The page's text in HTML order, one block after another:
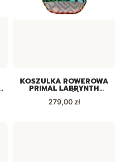
KOSZULKA ROWEROWA
PRIMAL LABRYNTH
NOWOŚĆ!
Cena
279,00 zł